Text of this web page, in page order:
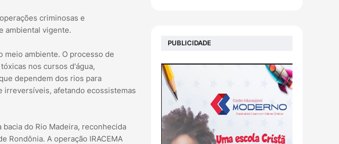
criminosas e
ambiental vigente.
meio ambiente. O processo de
nos cursos d'água,
dependem dos rios para
irreversíveis, afetando ecossistemas
do Rio Madeira, reconhecida
Rondônia. A operação IRACEMA
PUBLICIDADE